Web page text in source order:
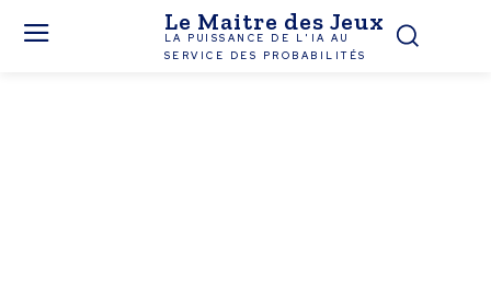
Le Maitre des Jeux
LA PUISSANCE DE L'IA AU
SERVICE DES PROBABILITÉS